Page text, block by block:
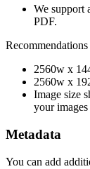
We support
PDF.
Recommendations
2560w x
2560w x
Image size
your
Metadata
You can add